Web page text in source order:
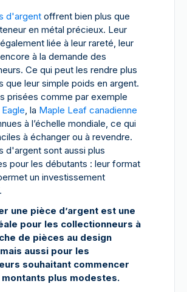
d'argent offrent bien plus que
en métal précieux. Leur
liée à leur rareté, leur
à la demande des
Ce qui peut les rendre plus
que leur simple poids en argent.
prisées comme par exemple
, la Maple Leaf canadienne
à l’échelle mondiale, ce qui
à échanger ou à revendre.
d'argent sont aussi plus
pour les débutants : leur format
un investissement
une pièce d’argent est une
pour les collectionneurs à
de pièces au design
aussi pour les
souhaitant commencer
plus modestes.